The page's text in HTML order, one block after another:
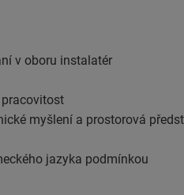
v oboru instalatér
myšlení a prostorová
jazyka podmínkou